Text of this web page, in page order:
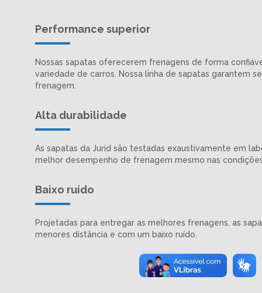
Performance superior
Nossas sapatas oferecerem frenagens de forma
variedade de carros. Nossa linha de sapatas garantem
frenagem.
Alta durabilidade
As sapatas da Jurid são testadas exaustivamente em
melhor desempenho de frenagem mesmo nas
Baixo ruído
Projetadas para entregar as melhores frenagens, as
menores distância e com um baixo ruído.